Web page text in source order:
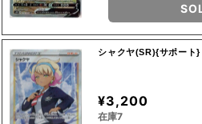
シャクヤ(SR){サポート
¥3,200
在庫7